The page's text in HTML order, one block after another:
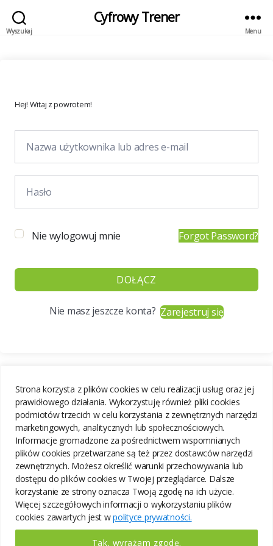
Strona korzysta z plików cookies w celu realizacji usług oraz jej
prawidłowego działania. Wykorzystuję również pliki cookies
podmiotów trzecich w celu korzystania z zewnętrznych narzędzi
marketingowych, analitycznych lub społecznościowych.
Informacje gromadzone za pośrednictwem wspomnianych
plików cookies przetwarzane są też przez dostawców narzędzi
zewnętrznych. Możesz określić warunki przechowywania lub
dostępu do plików cookies w Twojej przeglądarce. Dalsze
korzystanie ze strony oznacza Twoją zgodę na ich użycie.
Więcej szczegółowych informacji o wykorzystaniu plików
cookies zawartych jest wpolityce prywatności.
Tak, wyrażam zgodę.
Wyszukaj
Cyfrowy Trener
Menu
Hej! Witaj z powrotem!
Nie wylogowuj mnie Forgot Password?
DOŁĄCZ
Nie masz jeszcze konta?Zarejestruj się